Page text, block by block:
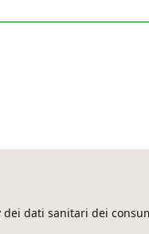
dei dati sanitari dei